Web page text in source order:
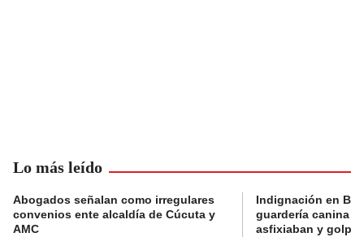
Lo más leído
Abogados señalan como irregulares
convenios ente alcaldía de Cúcuta y
AMC
Indignación en
guardería canina
asfixiaban y